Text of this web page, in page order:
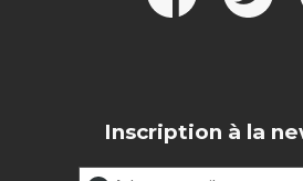
Inscription à la